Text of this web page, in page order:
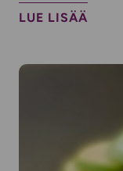
LUE LISÄÄ